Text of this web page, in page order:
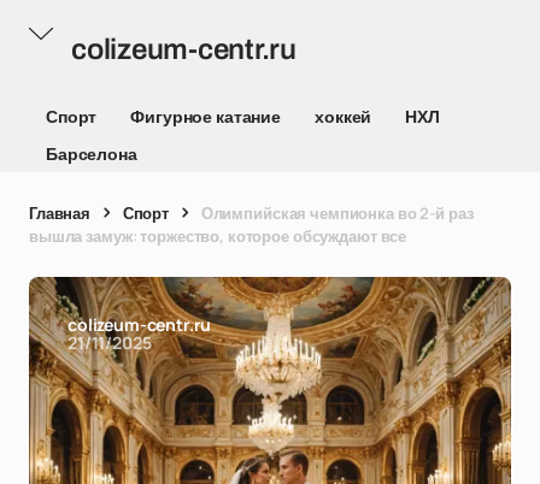
colizeum-centr.ru
Спорт Фигурное катание хоккей
НХЛ
Барселона
Главная Спорт
Олимпийская чемпионка во 2-й раз
вышла замуж: торжество, которое обсуждают все
colizeum-centr.ru
21/11/2025